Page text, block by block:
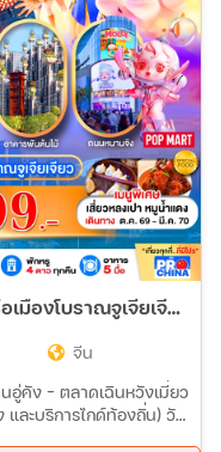
ทัวร์จีน เซี่ยงไฮ้ ดิสนีย์แลนด์ ล่องเรือเมืองโบราณจูเจียเจียว(ทัวร์ไม่ลงร้าน) 5วัน 3คืน (VZ)
จีน
หวังเมี่ยว
และบริการไกด์ท้องถิ่น) วัด